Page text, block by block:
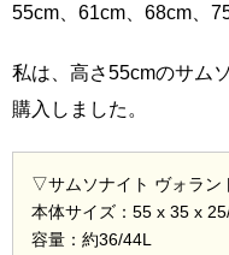
55cm、61cm、68cm、
私は、高さ55cmのサム
購入しました。
▽サムソナイト ヴォラン
本体サイズ：55 x 35 x
容量：約36/44L